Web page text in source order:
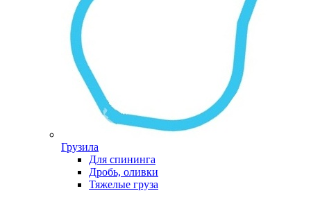
Грузила
Для спининга
Дробь, оливки
Тяжелые груза